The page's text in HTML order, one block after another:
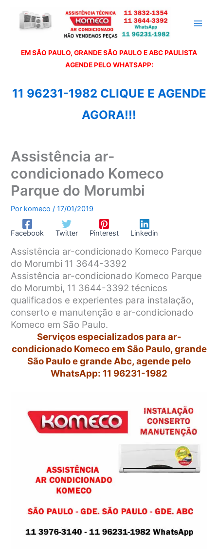
EM SÃO PAULO, GRANDE SÃO PAULO E ABC PAULISTA
AGENDE PELO WHATSAPP:
11 96231-1982 CLIQUE E AGENDE
AGORA!!!
Assistência ar-
condicionado Komeco
Parque do Morumbi
Por komeco/17/01/2019
Facebook Twitter Pinterest Linkedin
Assistência ar-condicionado Komeco Parque
do Morumbi 11 3644-3392
Assistência ar-condicionado Komeco Parque
do Morumbi, 11 3644-3392 técnicos
qualificados e experientes para instalação,
conserto e manutenção e ar-condicionado
Komeco em São Paulo.
Serviços especializados para ar-
condicionado Komeco em São Paulo, grande
São Paulo e grande Abc, agende pelo
WhatsApp: 11 96231-1982